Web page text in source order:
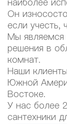
Он
если учесть,
Мы являемся
решения в
комнат.
Наши
Южной
Востоке.
У нас более
сантехники